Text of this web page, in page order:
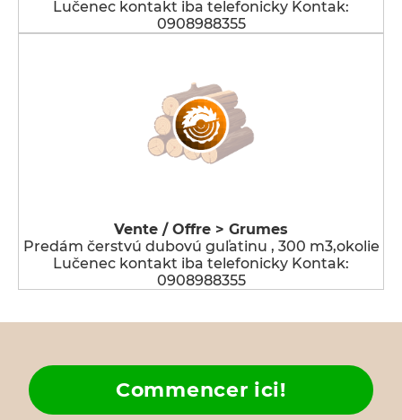
Lučenec kontakt iba telefonicky Kontak:
0908988355
Vente / Offre > Grumes
Predám čerstvú dubovú guľatinu , 300 m3,okolie
Lučenec kontakt iba telefonicky Kontak:
0908988355
Commencer ici!